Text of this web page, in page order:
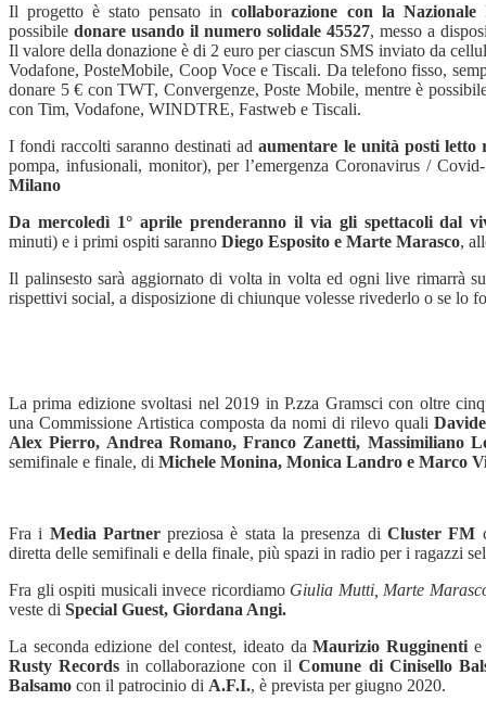
Il progetto è stato pensato incollaborazione con la
possibile donare usando il numero solidale 45527, messo a
Il valore della donazione è di 2 euro per ciascun SMS inviato da
Vodafone, PosteMobile, Coop Voce e Tiscali. Da telefono fisso,
donare 5 € con TWT, Convergenze, Poste Mobile, mentre è
con Tim, Vodafone, WINDTRE, Fastweb e Tiscali.
I fondi raccolti saranno destinati adaumentare le unità posti letto
pompa, infusionali, monitor), per l’emergenza Coronavirus /
Milano
Da mercoledì 1° aprile prenderanno il via gli spettacoli dal
minuti) e i primi ospiti saranno Diego Esposito e Marte Marasco,
Il palinsesto sarà aggiornato di volta in volta ed ogni live rimarrà
rispettivi social, a disposizione di chiunque volesse rivederlo o se lo
La prima edizione svoltasi nel 2019 in P.zza Gramsci con oltre
una Commissione Artistica composta da nomi di rilevo quali
Alex Pierro, Andrea Romano, Franco Zanetti, Massimiliano
semifinale e finale, di Michele Monina, Monica Landro e Marco
Fra i Media Partnerpreziosa è stata la presenza di Cluster FM
diretta delle semifinali e della finale, più spazi in radio per i ragazzi
Fra gli ospiti musicali invece ricordiamo Giulia Mutti, Marte
veste di Special Guest, Giordana Angi.
La seconda edizione del contest, ideato daMaurizio Rugginentie
Rusty Records in collaborazione con ilComune di Cinisello
Balsamo con il patrocinio di A.F.I., è prevista per giugno 2020.